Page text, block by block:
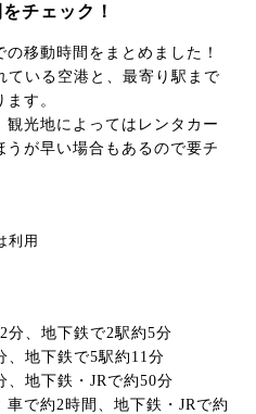
チェック！
移動時間をまとめました！
ている空港と、最寄り駅まで
す。
光地によってはレンタカー
が早い場合もあるので要チ
利用
、地下鉄で2駅約5分
地下鉄で5駅約11分
地下鉄・JRで約50分
で約2時間、地下鉄・JRで約